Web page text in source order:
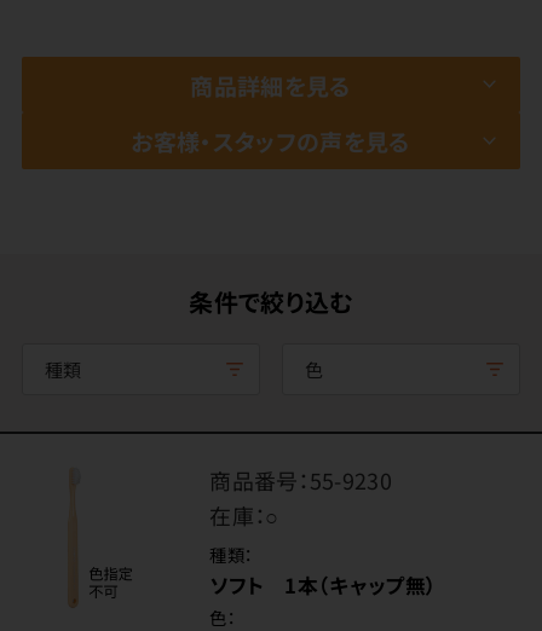
商品詳細を見る
お客様・スタッフの声を見る
条件で絞り込む
種類 色
商品番号：55-9230
在庫：○
種類：
ソフト 1本（キャップ無）
色：